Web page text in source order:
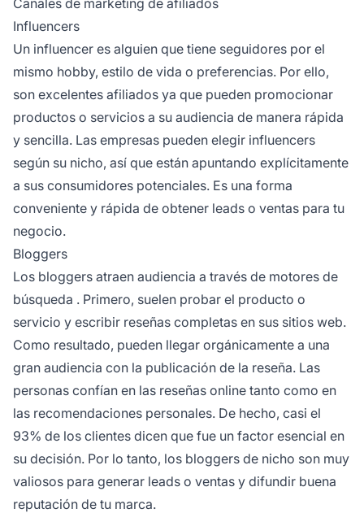
Influencers
Un influencer es alguien que tiene seguidores por el
mismo hobby, estilo de vida o preferencias. Por ello,
son excelentes afiliados ya que pueden promocionar
productos o servicios a su audiencia de manera rápida
y sencilla. Las empresas pueden elegir influencers
según su nicho, así que están apuntando explícitamente
a sus consumidores potenciales. Es una forma
conveniente y rápida de obtener leads o ventas para tu
negocio.
Bloggers
Los bloggers atraen audiencia a través de motores de
búsqueda . Primero, suelen probar el producto o
servicio y escribir reseñas completas en sus sitios web.
Como resultado, pueden llegar orgánicamente a una
gran audiencia con la publicación de la reseña. Las
personas confían en las reseñas online tanto como en
las recomendaciones personales. De hecho, casi el
93% de los clientes dicen que fue un factor esencial en
su decisión. Por lo tanto, los bloggers de nicho son muy
valiosos para generar leads o ventas y difundir buena
reputación de tu marca.